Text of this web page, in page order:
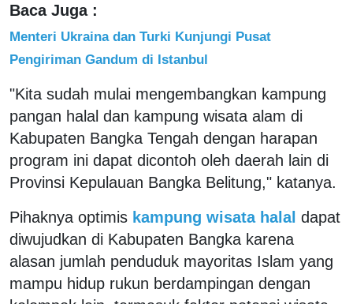
Baca Juga :
Menteri Ukraina dan Turki Kunjungi Pusat
Pengiriman Gandum di Istanbul
"Kita sudah mulai mengembangkan kampung
pangan halal dan kampung wisata alam di
Kabupaten Bangka Tengah dengan harapan
program ini dapat dicontoh oleh daerah lain di
Provinsi Kepulauan Bangka Belitung," katanya.
Pihaknya optimis kampung wisata halal dapat
diwujudkan di Kabupaten Bangka karena
alasan jumlah penduduk mayoritas Islam yang
mampu hidup rukun berdampingan dengan